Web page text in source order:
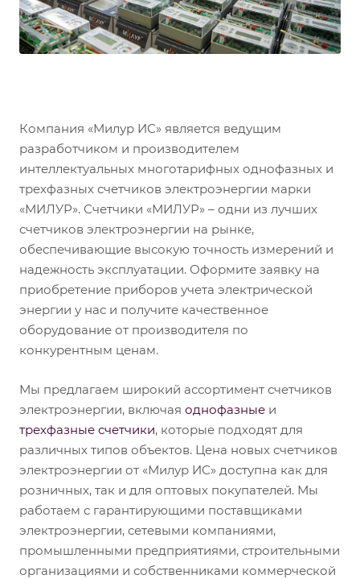
Компания «Милур ИС» является ведущим
разработчиком и производителем
интеллектуальных многотарифных однофазных и
трехфазных счетчиков электроэнергии марки
«МИЛУР». Счетчики «МИЛУР» – одни из лучших
счетчиков электроэнергии на рынке,
обеспечивающие высокую точность измерений и
надежность эксплуатации. Оформите заявку на
приобретение приборов учета электрической
энергии у нас и получите качественное
оборудование от производителя по
конкурентным ценам.
Мы предлагаем широкий ассортимент счетчиков
электроэнергии, включая однофазные и
трехфазные счетчики, которые подходят для
различных типов объектов. Цена новых счетчиков
электроэнергии от «Милур ИС» доступна как для
розничных, так и для оптовых покупателей. Мы
работаем с гарантирующими поставщиками
электроэнергии, сетевыми компаниями,
промышленными предприятиями, строительными
организациями и собственниками коммерческой